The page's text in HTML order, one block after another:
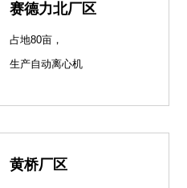
赛德力北厂区
占地80亩，
生产自动离心机
黄桥厂区